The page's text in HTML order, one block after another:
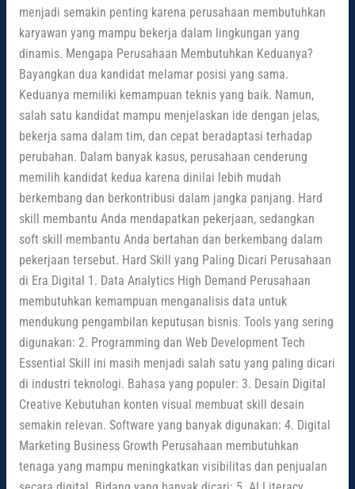
menjadi semakin penting karena perusahaan membutuhkan
karyawan yang mampu bekerja dalam lingkungan yang
dinamis. Mengapa Perusahaan Membutuhkan Keduanya?
Bayangkan dua kandidat melamar posisi yang sama.
Keduanya memiliki kemampuan teknis yang baik. Namun,
salah satu kandidat mampu menjelaskan ide dengan jelas,
bekerja sama dalam tim, dan cepat beradaptasi terhadap
perubahan. Dalam banyak kasus, perusahaan cenderung
memilih kandidat kedua karena dinilai lebih mudah
berkembang dan berkontribusi dalam jangka panjang. Hard
skill membantu Anda mendapatkan pekerjaan, sedangkan
soft skill membantu Anda bertahan dan berkembang dalam
pekerjaan tersebut. Hard Skill yang Paling Dicari Perusahaan
di Era Digital 1. Data Analytics High Demand Perusahaan
membutuhkan kemampuan menganalisis data untuk
mendukung pengambilan keputusan bisnis. Tools yang sering
digunakan: 2. Programming dan Web Development Tech
Essential Skill ini masih menjadi salah satu yang paling dicari
di industri teknologi. Bahasa yang populer: 3. Desain Digital
Creative Kebutuhan konten visual membuat skill desain
semakin relevan. Software yang banyak digunakan: 4. Digital
Marketing Business Growth Perusahaan membutuhkan
tenaga yang mampu meningkatkan visibilitas dan penjualan